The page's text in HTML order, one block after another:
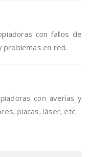
con fallos de
problemas en red.
con averías y
placas, láser, etc.